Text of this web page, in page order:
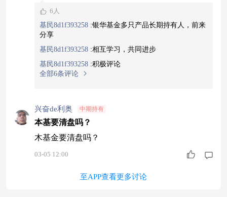
全球地缘冲突持续升级，市场不确定性显著提升，
在这样的复杂环境里，我经过深度思考与对比，坚
国新央企科技引领ETF联接C$ （01
6人
基民8d1f393258 :银华基金多只产品长期持有人，前来
分享
基民8d1f393258 :相互学习，共同进步
基民8d1f393258 :积极评论
全部6条评论
兴奋de利奥 中期持有
本基要清盘吗？
木基金要清盘吗？
03-05 12:00
至APP查看更多讨论